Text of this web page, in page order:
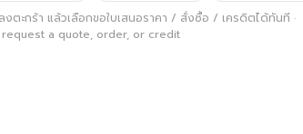
ตะกร้า แล้วเลือกขอใบเสนอราคา / สั่งซื้อ / เครดิตได้ทันที ·
a quote, order, or credit